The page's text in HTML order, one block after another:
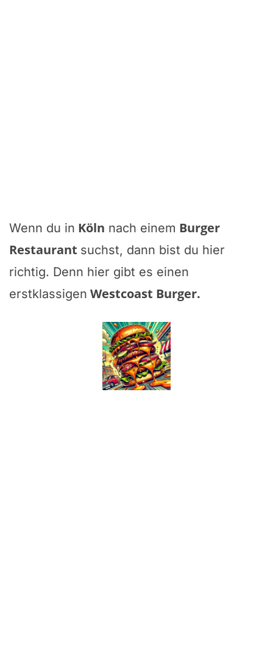
Wenn du in Köln nach einem Burger
Restaurant suchst, dann bist du hier
richtig. Denn hier gibt es einen
erstklassigen Westcoast Burger.